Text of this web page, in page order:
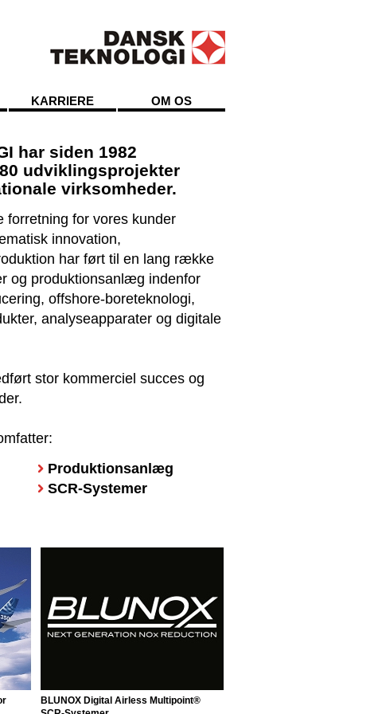
KARRIERE OM OS
har siden 1982
udviklingsprojekter
virksomheder.
forretning for vores kunder
innovation,
har ført til en lang række
og produktionsanlæg indenfor
offshore-boreteknologi,
analyseapparater og digitale
stor kommerciel succes og
Produktionsanlæg
SCR-Systemer
BLUNOX Digital Airless Multipoint®